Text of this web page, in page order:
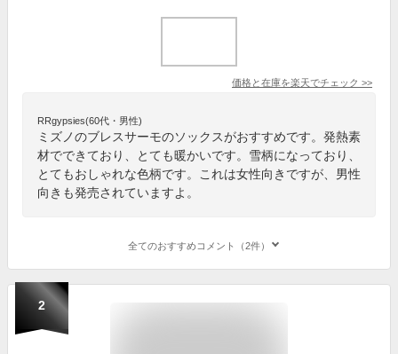
価格と在庫を楽天でチェック >>
RRgypsies(60代・男性)
ミズノのブレスサーモのソックスがおすすめです。発熱素
材でできており、とても暖かいです。雪柄になっており、
とてもおしゃれな色柄です。これは女性向きですが、男性
向きも発売されていますよ。
全てのおすすめコメント（2件）
2